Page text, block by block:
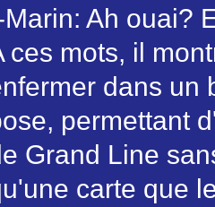
Marin: Ah ouai?
ces mots, il
dans un
permettant
Grand Line
carte que